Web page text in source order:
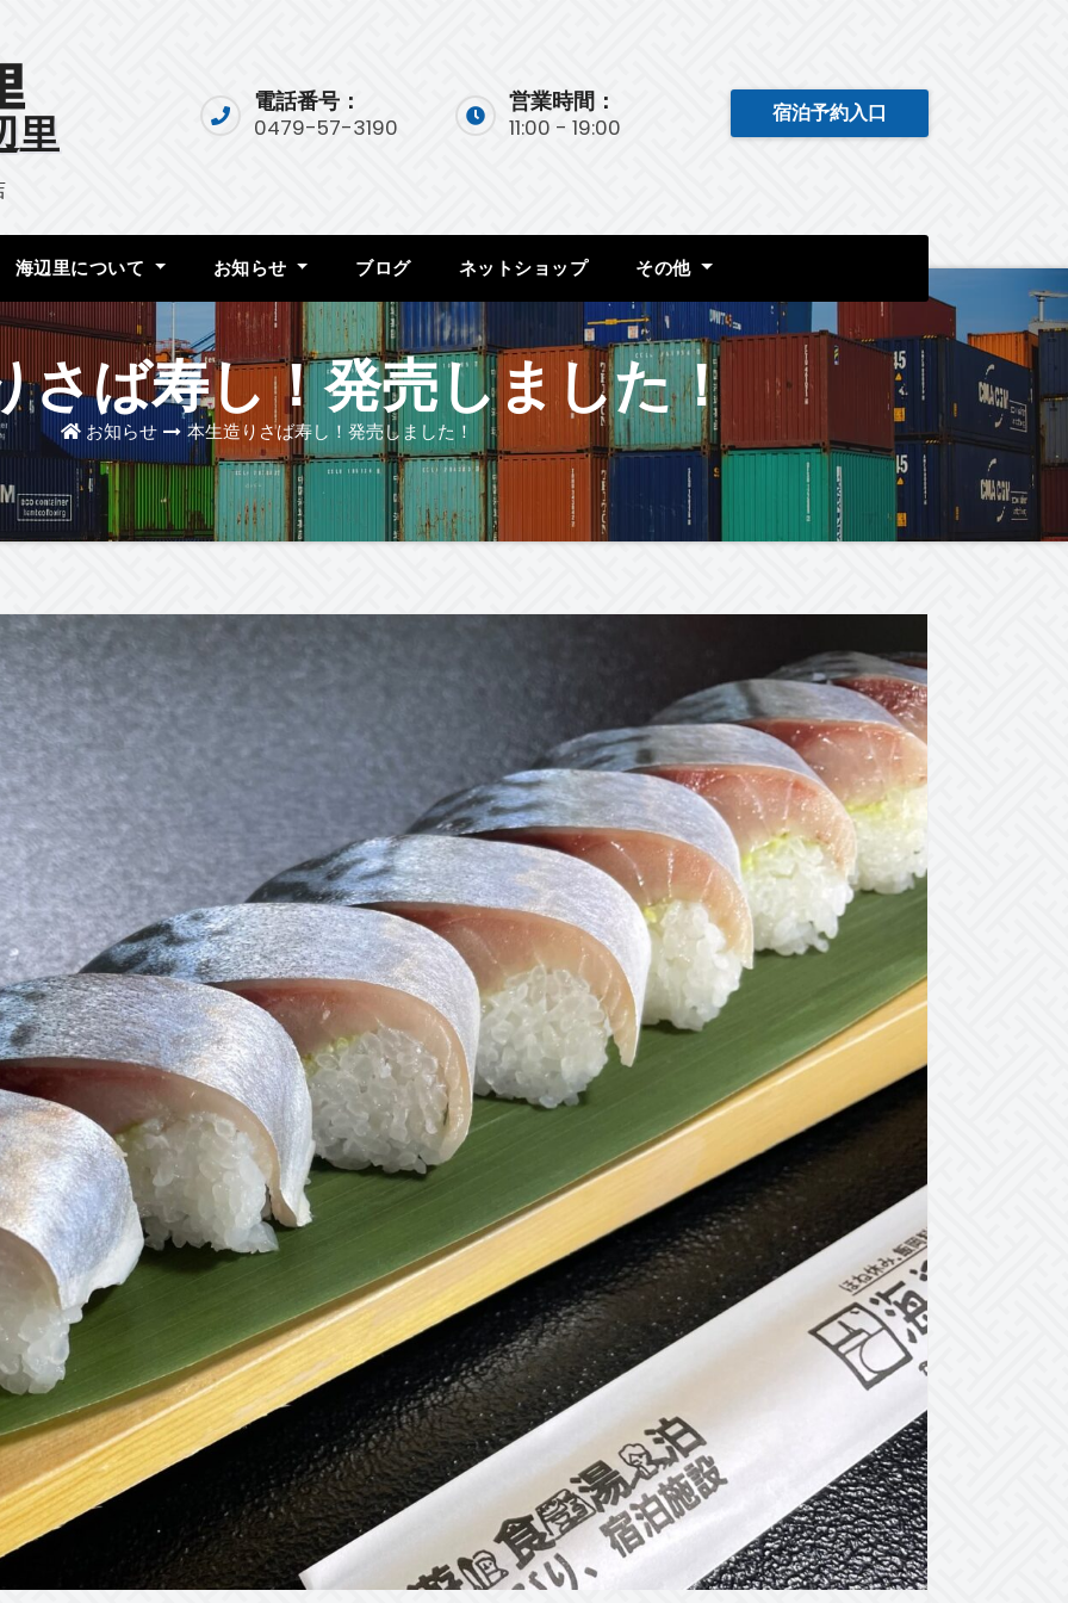
里
電話番号：
0479-57-3190
営業時間：
11:00 - 19:00
宿泊予約入口
海辺里について お知らせ ブログ ネットショップ その他
さば寿し！発売しました！
お知らせ 本生造りさば寿し！発売しました！